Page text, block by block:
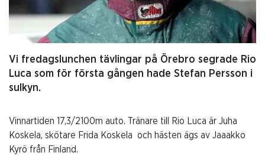
Vi fredagslunchen tävlingar på Örebro segrade Rio
Luca som för första gången hade Stefan Persson i
sulkyn.
Vinnartiden 17,3/2100m auto. Tränare till Rio Luca är Juha
Koskela, skötare Frida Koskela och hästen ägs av Jaaakko
Kyrö från Finland.